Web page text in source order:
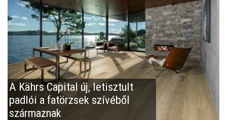
A Kährs Capital új, letisztult
padlói a fatörzsek szívéből
származnak